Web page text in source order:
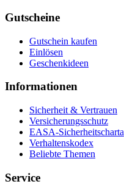
Gutscheine
Gutschein kaufen
Einlösen
Geschenkideen
Informationen
Sicherheit & Vertrauen
Versicherungsschutz
EASA-Sicherheitscharta
Verhaltenskodex
Beliebte Themen
Service